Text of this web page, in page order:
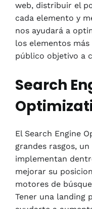
web, distribuir el
cada elemento y
nos ayudará a
los elementos
público objetivo a
Search
El Search Engine
grandes rasgos,
implementan
mejorar su
motores de
Tener una landing